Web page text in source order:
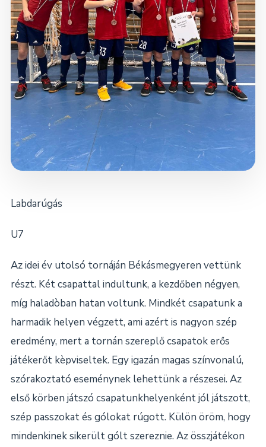
Labdarúgás
U7
Az idei év utolsó tornáján Békásmegyeren vettünk
részt. Két csapattal indultunk, a kezdőben négyen,
míg haladòban hatan voltunk. Mindkét csapatunk a
harmadik helyen végzett, ami azért is nagyon szép
eredmény, mert a tornán szereplő csapatok erős
játékerőt kèpviseltek. Egy igazán magas színvonalú,
szórakoztató eseménynek lehettünk a részesei. Az
első körben játszó csapatunkhelyenként jól játszott,
szép passzokat és gólokat rúgott. Külön öröm, hogy
mindenkinek sikerült gólt szereznie. Az összjátékon